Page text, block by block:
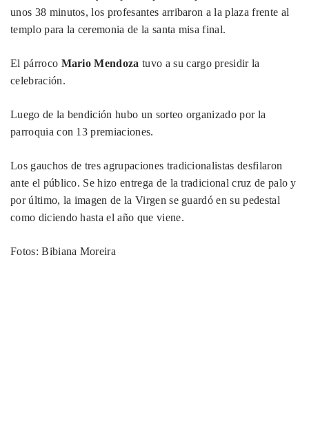
unos 38 minutos, los profesantes arribaron a la plaza frente al
templo para la ceremonia de la santa misa final.
El párroco Mario Mendoza tuvo a su cargo presidir la
celebración.
Luego de la bendición hubo un sorteo organizado por la
parroquia con 13 premiaciones.
Los gauchos de tres agrupaciones tradicionalistas desfilaron
ante el público. Se hizo entrega de la tradicional cruz de palo y
por último, la imagen de la Virgen se guardó en su pedestal
como diciendo hasta el año que viene.
Fotos: Bibiana Moreira